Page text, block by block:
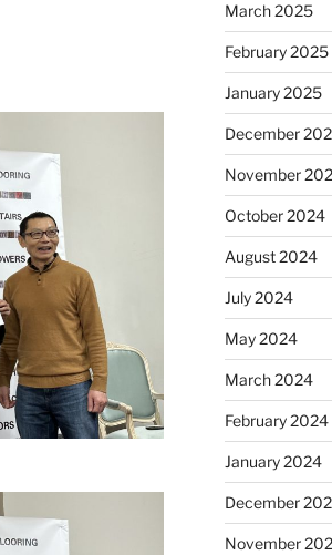
March 2025
February 2025
January 2025
December
November
October 2024
August 2024
July 2024
May 2024
March 2024
February 2024
January 2024
December
November